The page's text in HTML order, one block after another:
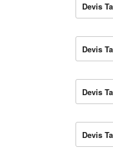
Devis
Devis
Devis
Devis